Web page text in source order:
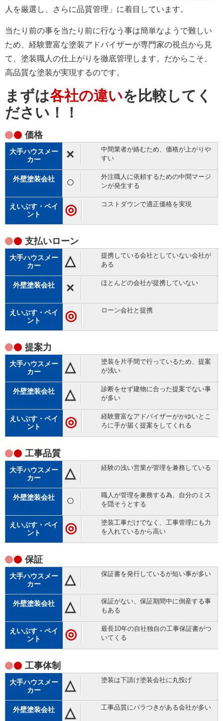
人を厳選し、さらに品質管理」に着目しています。
当たり前の事を当たり前に行なう事は簡単なようで難しい
ため、経験豊富な塗装アドバイザーが専門家の視点から見
て、塗装職人の仕上がりを徹底管理します。だからこそ、
高品質な塗装が実現するのです。
まずは各社の違いを比較してく
ださい！！
価格
×
中間業者が絡むため、価格が上がりや
すい
○
外注職人に依頼するための中間マージ
ンが発生する
◎ コストダウンで適正価格を実現
支払いローン
△
提携している会社としていない会社が
ある
× ほとんどの会社が提携していない
◎ ローン会社と提携
提案力
△
塗装を片手間で行っているため、提案
が浅い
△
診断をせず建物に合った提案でない事
が多い
◎
経験豊富なアドバイザーがかゆいとこ
ろに手が届く提案をしてくれる
工事品質
△ 経験の浅い営業が管理を兼務している
○
職人が管理を兼務する為、自分のミス
を隠そうとする
◎
塗装工事だけでなく、工事管理にも力
を入れているから高い
保証
△ 保証書を発行しているが短い事が多い
△
保証がない、保証期間中に倒産する事
もある
◎
最長10年の自社独自の工事保証書がつ
いてくる
工事体制
△ 塗装は下請け塗装会社に丸投げ
△ 工事品質にバラつきがある会社が多い